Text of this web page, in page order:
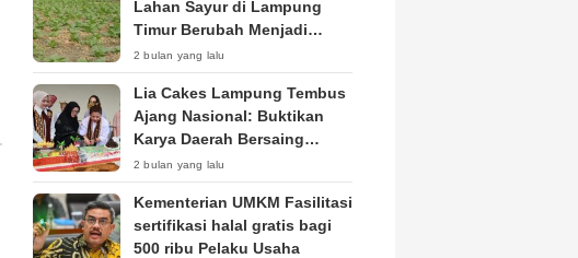
Lahan Sayur di Lampung
Timur Berubah Menjadi
Kebun Tembakau
2 bulan yang lalu
Lia Cakes Lampung Tembus
Ajang Nasional: Buktikan
Karya Daerah Bersaing
Setara Kota Besar
2 bulan yang lalu
Kementerian UMKM Fasilitasi
sertifikasi halal gratis bagi
500 ribu Pelaku Usaha